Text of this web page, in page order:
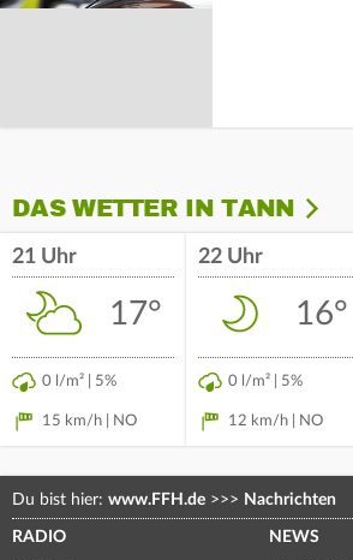
DAS WETTER IN TANN
21 Uhr
17°
0 l/m² | 5%
15 km/h | NO
22 Uhr
16°
0 l/m² | 5%
12 km/h | NO
Du bist hier: www.FFH.de >>> Nachrichten
RADIO NEWS